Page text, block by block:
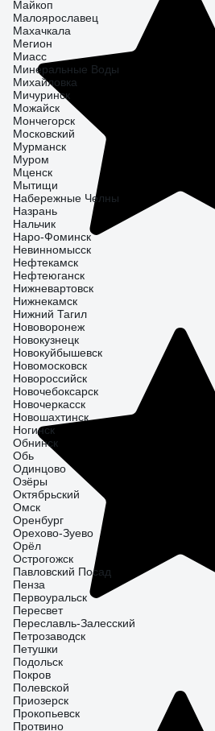
Майкоп
Малоярославец
Махачкала
Мегион
Миасс
Минеральные Воды
Михайловка
Мичуринск
Можайск
Мончегорск
Московский
Мурманск
Муром
Мценск
Мытищи
Набережные Челны
Назрань
Нальчик
Наро-Фоминск
Невинномысск
Нефтекамск
Нефтеюганск
Нижневартовск
Нижнекамск
Нижний Тагил
Нововоронеж
Новокузнецк
Новокуйбышевск
Новомосковск
Новороссийск
Новочебоксарск
Новочеркасск
Новошахтинск
Ногинск
Обнинск
Обь
Одинцово
Озёры
Октябрьский
Омск
Оренбург
Орехово-Зуево
Орёл
Острогожск
Павловский Посад
Пенза
Первоуральск
Пересвет
Переславль-Залесский
Петрозаводск
Петушки
Подольск
Покров
Полевской
Приозерск
Прокопьевск
Протвино